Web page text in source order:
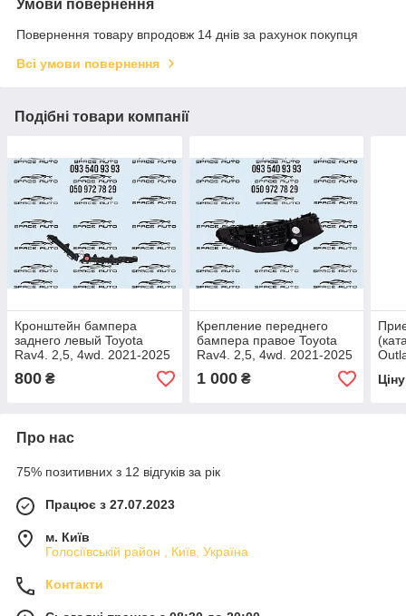
Умови повернення
Повернення товару впродовж 14 днів за рахунок покупця
Всі умови повернення
Подібні товари компанії
Кронштейн бампера
заднего левый Toyota
Rav4. 2,5, 4wd. 2021-2025
год . б/у оригинал
521560R070
800 ₴
Крепление переднего
бампера правое Toyota
Rav4. 2,5, 4wd. 2021-2025
год . б/у
оригинал 525350R090
1 000₴
Про нас
75% позитивних з 12 відгуків за рік
Працює з 27.07.2023
м. Київ
Голосіївській район , Київ, Україна
Контакти